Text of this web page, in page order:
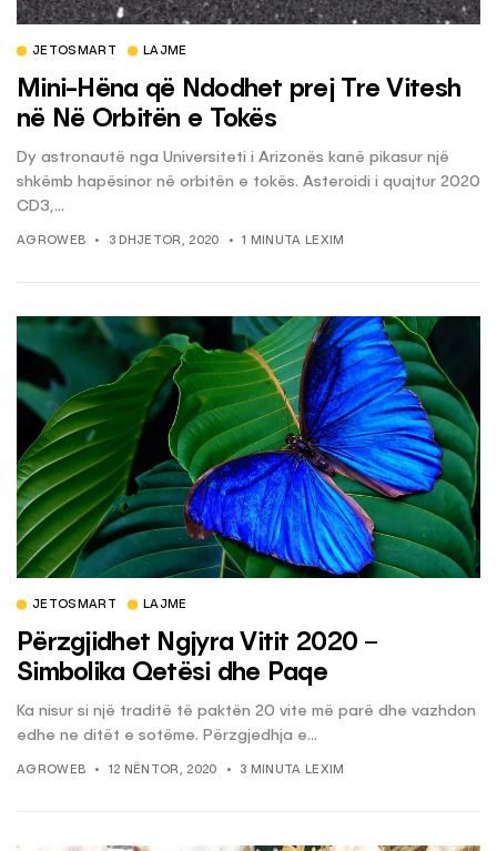
JETOSMART LAJME
Mini-Hëna që Ndodhet prej Tre Vitesh
në Në Orbitën e Tokës
Dy astronautë nga Universiteti i Arizonës kanë pikasur një
shkëmb hapësinor në orbitën e tokës. Asteroidi i quajtur 2020
CD3,...
AGROWEB 3 DHJETOR, 2020 1 MINUTA LEXIM
JETOSMART LAJME
Përzgjidhet Ngjyra Vitit 2020 –
Simbolika Qetësi dhe Paqe
Ka nisur si një traditë të paktën 20 vite më parë dhe vazhdon
edhe ne ditët e sotëme. Përzgjedhja e...
AGROWEB 12 NËNTOR, 2020 3 MINUTA LEXIM